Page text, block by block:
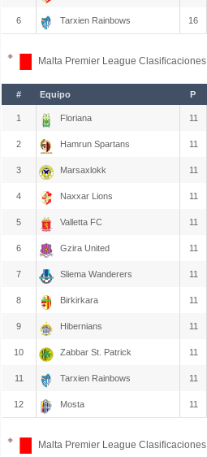
6 Tarxien Rainbows 16
Malta Premier League Clasificaciones
# Equipo P
1 Floriana 11
2 Hamrun Spartans 11
3 Marsaxlokk 11
4 Naxxar Lions 11
5 Valletta FC 11
6 Gzira United 11
7 Sliema Wanderers 11
8 Birkirkara 11
9 Hibernians 11
10 Zabbar St. Patrick 11
11 Tarxien Rainbows 11
12 Mosta 11
Malta Premier League Clasificaciones